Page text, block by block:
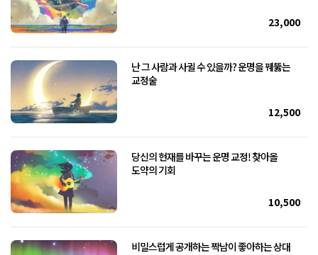
23,000
난 그 사람과 사귈 수 있을까? 운명을 꿰뚫는
교정술
12,500
당신의 현재를 바꾸는 운명 교정! 찾아올
도약의 기회
10,500
비밀스럽게 공개하는 짝남이 좋아하는 상대